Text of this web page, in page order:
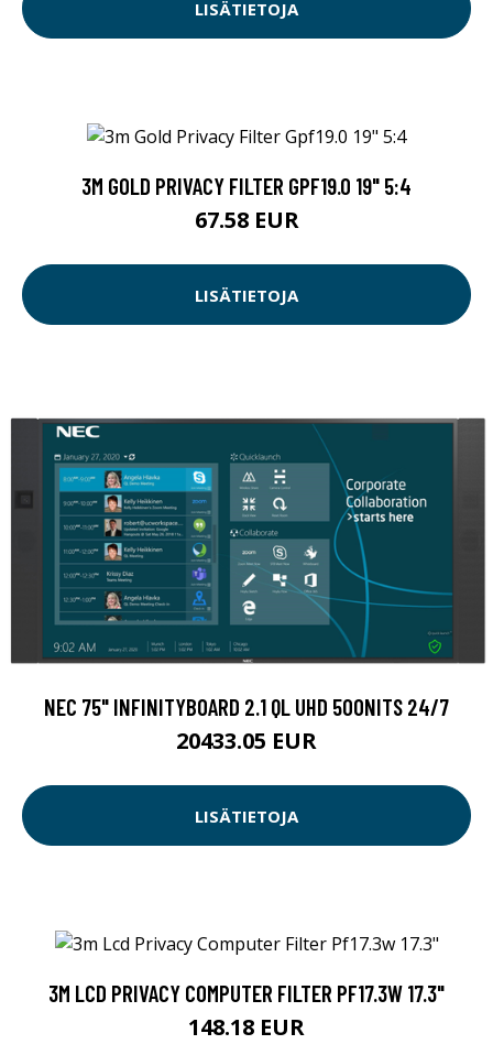
LISÄTIETOJA
3M GOLD PRIVACY FILTER GPF19.0 19" 5:4
67.58 EUR
LISÄTIETOJA
NEC 75" INFINITYBOARD 2.1 QL UHD 500NITS 24/7
20433.05 EUR
LISÄTIETOJA
3M LCD PRIVACY COMPUTER FILTER PF17.3W 17.3"
148.18 EUR